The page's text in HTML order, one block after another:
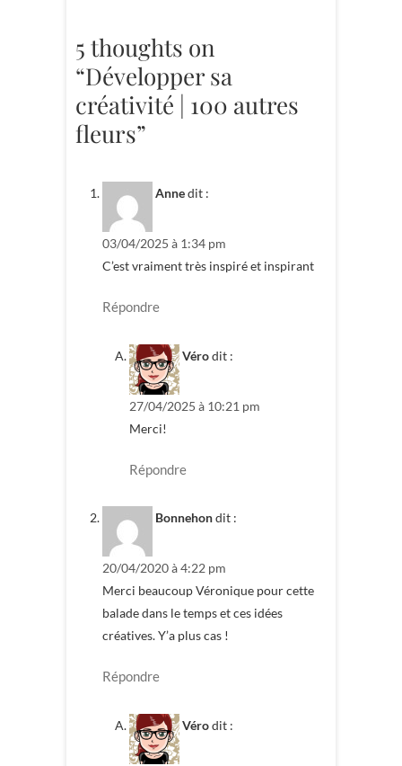
5 thoughts on
“Développer sa
créativité | 100 autres
fleurs”
Annedit :
03/04/2025 à 1:34 pm
C’est vraiment très inspiré et inspirant
Répondre
Vérodit :
27/04/2025 à 10:21 pm
Merci!
Répondre
Bonnehondit :
20/04/2020 à 4:22 pm
Merci beaucoup Véronique pour cette
balade dans le temps et ces idées
créatives. Y’a plus cas !
Répondre
Vérodit :